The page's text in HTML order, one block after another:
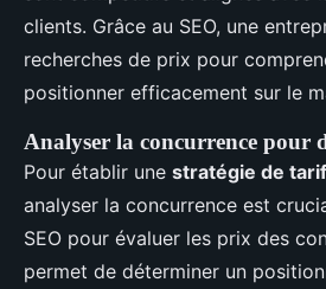
clients. Grâce au SEO, une
recherches de prix pour
positionner efficacement sur le
Analyser la concurrence pour
Pour établir une stratégie de
analyser la concurrence est
SEO pour évaluer les prix des
permet de déterminer un